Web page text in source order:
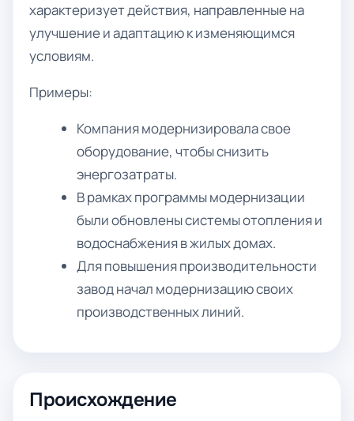
характеризует действия, направленные на
улучшение и адаптацию к изменяющимся
условиям.
Примеры:
Компания модернизировала свое
оборудование, чтобы снизить
энергозатраты.
В рамках программы модернизации
были обновлены системы отопления и
водоснабжения в жилых домах.
Для повышения производительности
завод начал модернизацию своих
производственных линий.
Происхождение